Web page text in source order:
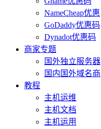
NameCheap优惠
GoDaddy优惠码
Dynadot优惠码
商家专题
国外独立服务器
国内国外域名商
教程
主机运维
主机文档
主机运用